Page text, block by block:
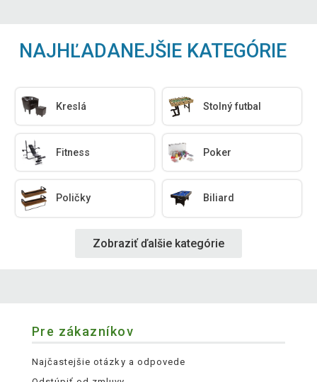
NAJHĽADANEJŠIE KATEGÓRIE
Kreslá Stolný futbal
Fitness Poker
Poličky Biliard
Zobraziť ďalšie kategórie
Pre zákazníkov
Najčastejšie otázky a odpovede